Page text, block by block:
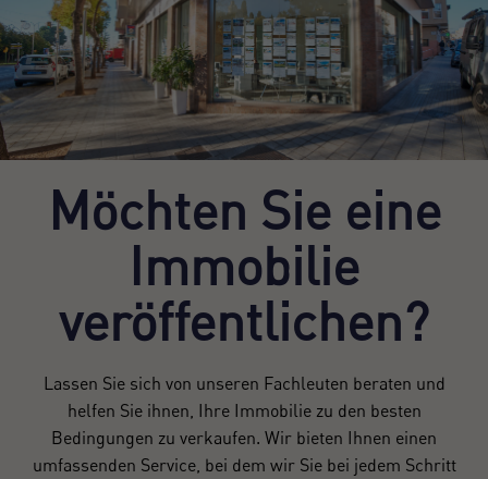
Möchten Sie eine
Immobilie
veröffentlichen?
Lassen Sie sich von unseren Fachleuten beraten und
helfen Sie ihnen, Ihre Immobilie zu den besten
Bedingungen zu verkaufen. Wir bieten Ihnen einen
umfassenden Service, bei dem wir Sie bei jedem Schritt